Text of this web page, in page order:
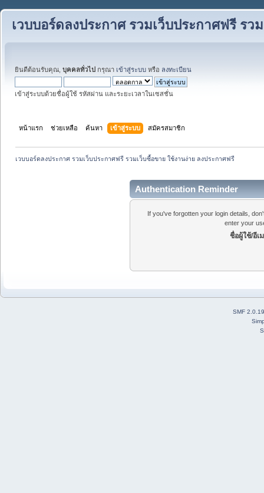
เวบบอร์ดลงประกาศ รวมเว็บประกาศฟรี รว
ยินดีต้อนรับคุณ, บุคคลทั่วไป กรุณา เข้าสู่ระบบ หรือ ลงทะเบียน
เข้าสู่ระบบด้วยชื่อผู้ใช้ รหัสผ่าน และระยะเวลาในเซสชั่น
หน้าแรก ช่วยเหลือ ค้นหา เข้าสู่ระบบ สมัครสมาชิก
เวบบอร์ดลงประกาศ รวมเว็บประกาศฟรี รวมเว็บซื้อขาย ใช้งานง่าย ลงประกาศฟรี
Authentication Reminder
If you've forgotten your login details,
enter your
ชื่อผู้ใช้/อีเ
SMF 2.0.19